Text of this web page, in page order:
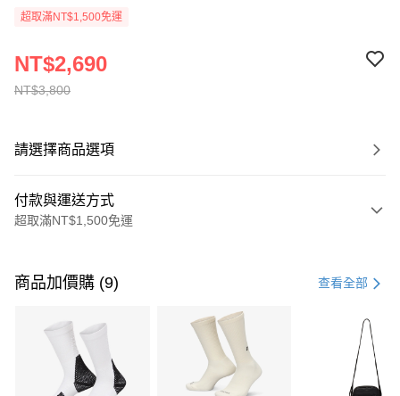
超取滿NT$1,500免運
NT$3,800
NT$2,690
請選擇商品選項
付款與運送方式
超取滿NT$1,500免運
信用卡一次付款
3 期 0 利率 每期 21家銀行
合作金庫商業銀行
第一商業銀行
華南商業銀行
彰化商業銀行
商品加價購 (9) 查看全部